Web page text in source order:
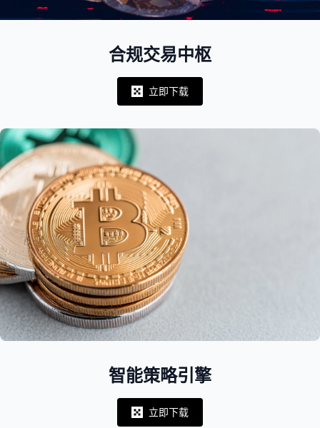
合规交易中枢
Notifications
立即下载
智能策略引擎
Notifications
立即下载